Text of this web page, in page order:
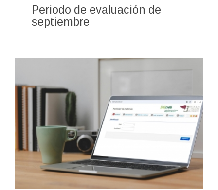
Periodo de evaluación de
septiembre